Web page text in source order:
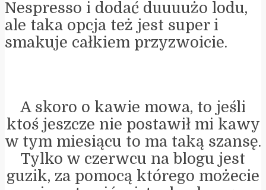
Nespresso i dodać duuuużo lodu,
ale taka opcja też jest super i
smakuje całkiem przyzwoicie.
A skoro o kawie mowa, to jeśli
ktoś jeszcze nie postawił mi kawy
w tym miesiącu to ma taką szansę.
Tylko w czerwcu na blogu jest
guzik, za pomocą którego możecie